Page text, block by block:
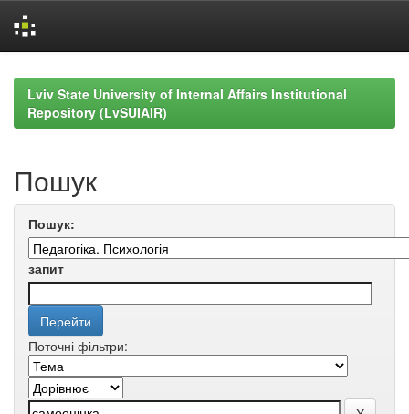
navigationLviv State University of Internal Affairs Institutional
Repository (LvSUIAIR)
Пошук
Пошук:
запит
Поточні фільтри: